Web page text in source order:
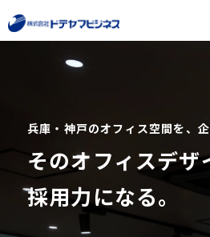
サービス一覧
導入事例
よくあるご質問
兵庫・神戸のオフィス空間を、
そのオフィスデザ
採用力になる。